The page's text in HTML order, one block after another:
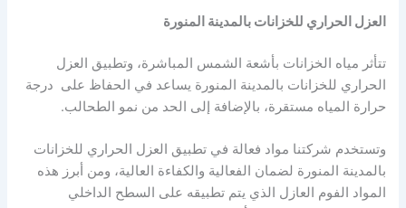
العزل الحراري للخزانات بالمدينة المنورة
تتأثر مياه الخزانات بأشعة الشمس المباشرة، وتطبيق العزل
الحراري للخزانات بالمدينة المنورة يساعد في الحفاظ على درجة
حرارة المياه مستقرة، بالإضافة إلى الحد من نمو الطحالب.
وتستخدم شركتنا مواد فعالة في تطبيق العزل الحراري للخزانات
بالمدينة المنورة لضمان الفعالية والكفاءة العالية، ومن أبرز هذه
المواد الفوم العازل الذي يتم تطبيقه على السطح الداخلي